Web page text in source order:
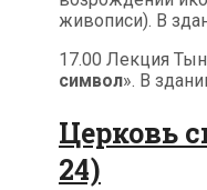
живописи). В
17.00 Лекция
символ». В
Церковь
24)